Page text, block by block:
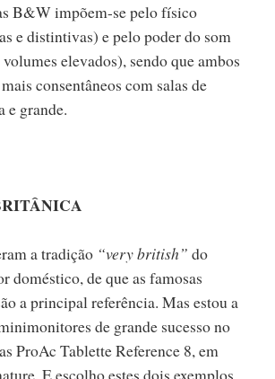
B&W impõem-se pelo físico
e distintivas) e pelo poder do som
elevados), sendo que ambos
consentâneos com salas de
e grande.
a tradição “very british” do
doméstico, de que as famosas
a principal referência. Mas estou a
de grande sucesso no
ProAc Tablette Reference 8, em
E escolho estes dois exemplos